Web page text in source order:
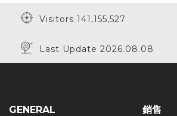
Visitors 141,155,527
Last Update 2026.08.08
GENERAL 銷售